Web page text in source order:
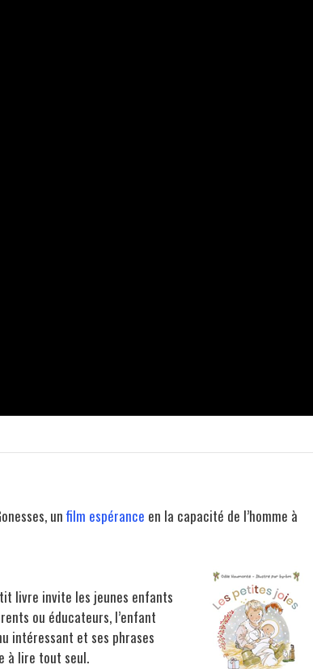
unfilm espérance en la capacité de l’homme à
livre invite les jeunes enfants
ou éducateurs, l’enfant
intéressant et ses phrases
à lire tout seul.